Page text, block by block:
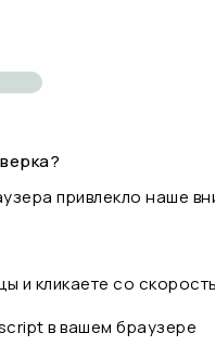
привлекло наше
и кликаете со
в вашем браузере